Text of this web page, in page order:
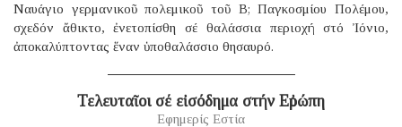
Ναυάγιο γερμανικοῦ πολεμικοῦ τοῦ B; Παγκοσμίου Πολέμου,
σχεδόν ἄθικτο, ἐνετοπίσθη σέ θαλάσσια περιοχή στό Ἰόνιο,
ἀποκαλύπτοντας ἕναν ὑποθαλάσσιο θησαυρό.
Τελευταῖοι σέ εἰσόδημα στήν Εὐρώπη
Εφημερίς Εστία